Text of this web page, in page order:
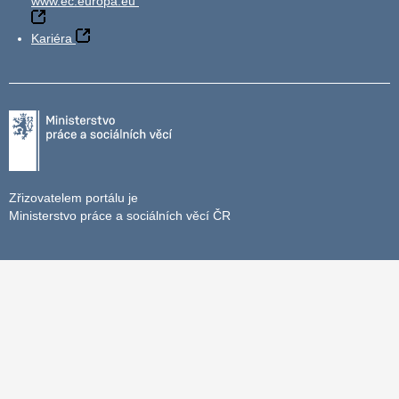
Kariéra
Zřizovatelem portálu je
Ministerstvo práce a sociálních věcí ČR